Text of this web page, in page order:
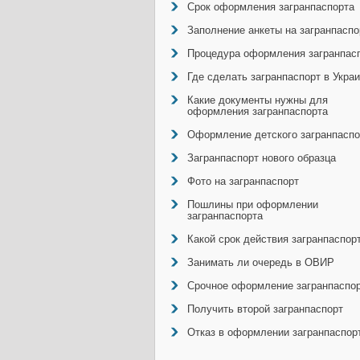
Срок оформления загранпаспорта
Заполнение анкеты на
Процедура оформления
Где сделать загранпаспорт в
Какие документы нужны для
оформления загранпаспорта
Оформление детского
Загранпаспорт нового образца
Фото на загранпаспорт
Пошлины при оформлении
загранпаспорта
Какой срок действия
Занимать ли очередь в ОВИР
Срочное оформление
Получить второй загранпаспорт
Отказ в оформлении